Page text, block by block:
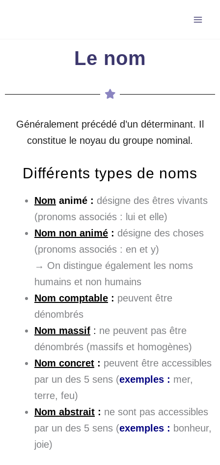
Le nom
Généralement précédé d’un déterminant. Il
constitue le noyau du groupe nominal.
Différents types de noms
Nom animé : désigne des êtres vivants
(pronoms associés : lui et elle)
Nom non animé : désigne des choses
(pronoms associés : en et y)
→ On distingue également les noms
humains et non humains
Nom comptable : peuvent être
dénombrés
Nom massif : ne peuvent pas être
dénombrés (massifs et homogènes)
Nom concret : peuvent être accessibles
par un des 5 sens (exemples : mer,
terre, feu)
Nom abstrait : ne sont pas accessibles
par un des 5 sens (exemples : bonheur,
joie)